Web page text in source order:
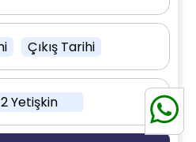
Çıkış Tarihi
2 Yetişkin